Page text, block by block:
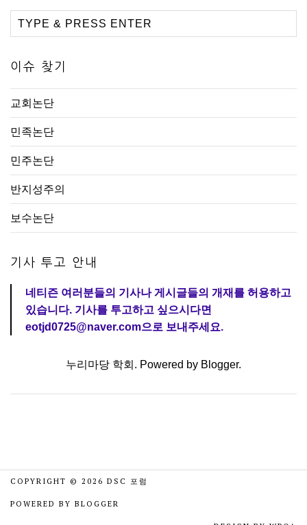
이슈 찾기
교회논단
민족논단
민주논단
반지성주의
보수논단
기사 투고 안내
네티즌 여러분들의 기사나 게시글들의 개재를 허용하고
있습니다. 기사를 투고하고 싶으시다면
eotjd0725@naver.com으로 보내주세요.
누리마당 학회. Powered by Blogger.
COPYRIGHT © 2026 DSC 포럼
POWERED BY BLOGGER